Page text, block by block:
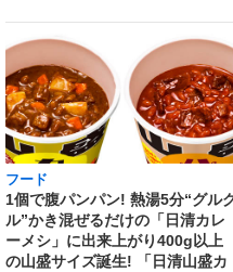
フード
1個で腹パンパン! 熱湯5分“グル
ル”かき混ぜるだけの「日清カレ
ーメシ」に出来上がり400g以上
の山盛サイズ誕生! 「日清山盛カ